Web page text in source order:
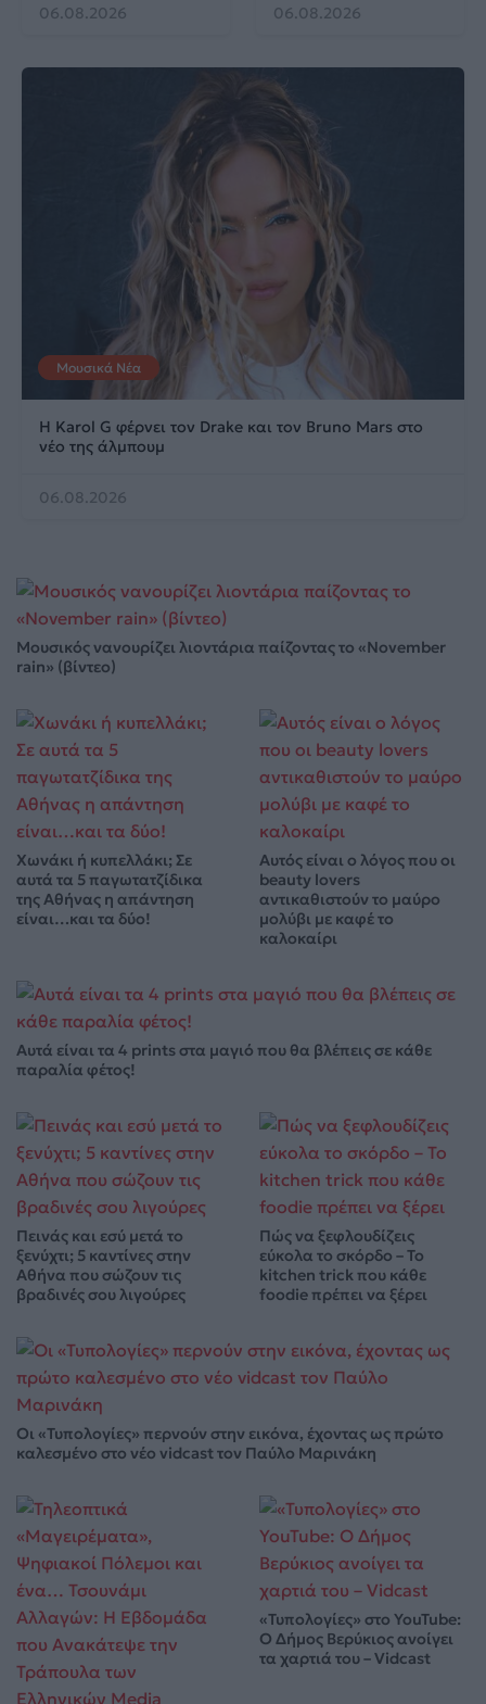
06.08.2026 06.08.2026
Μουσικά Νέα
Η Karol G φέρνει τον Drake και τον Bruno Mars στο
νέο της άλμπουμ
06.08.2026
Μουσικός νανουρίζει λιοντάρια παίζοντας το «November
rain» (βίντεο)
Χωνάκι ή κυπελλάκι; Σε
αυτά τα 5 παγωτατζίδικα
της Αθήνας η απάντηση
είναι…και τα δύο!
Αυτός είναι ο λόγος που οι
beauty lovers
αντικαθιστούν το μαύρο
μολύβι με καφέ το
καλοκαίρι
Αυτά είναι τα 4 prints στα μαγιό που θα βλέπεις σε κάθε
παραλία φέτος!
Πεινάς και εσύ μετά το
ξενύχτι; 5 καντίνες στην
Αθήνα που σώζουν τις
βραδινές σου λιγούρες
Πώς να ξεφλουδίζεις
εύκολα το σκόρδο – Το
kitchen trick που κάθε
foodie πρέπει να ξέρει
Οι «Τυπολογίες» περνούν στην εικόνα, έχοντας ως πρώτο
καλεσμένο στο νέο vidcast τον Παύλο Μαρινάκη
«Τυπολογίες» στο YouTube:
Ο Δήμος Βερύκιος ανοίγει
τα χαρτιά του – Vidcast